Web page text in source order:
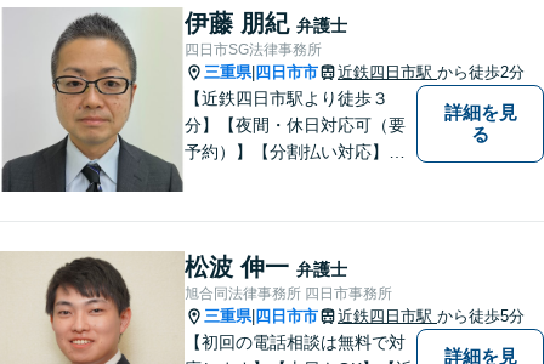
でも聞いてください。 問題解
決に向かって一緒に頑張りま
しょう。
伊藤 朋紀 弁護士
四日市SG法律事務所
三重県| 四日市市 近鉄四日市駅 から徒歩2分
【近鉄四日市駅より徒歩３
分】【夜間・休日対応可（要
予約）】【分割払い対応】
して、一緒に解決方法を考え
る手助けをさせていただけれ
ばと思いますので、お気軽に
ご相談ください。
詳細を見
る
松波 伸一 弁護士
旭合同法律事務所 四日市事務所
三重県| 四日市市 近鉄四日市駅 から徒歩5分
【初回の電話相談は無料で対
詳細を見